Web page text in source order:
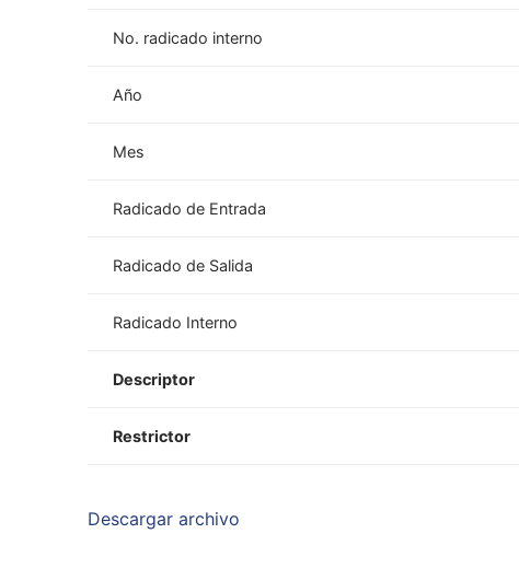
No. radicado interno
Año
Mes
Radicado de Entrada
Radicado de Salida
Radicado Interno
Descriptor
Restrictor
Descargar archivo